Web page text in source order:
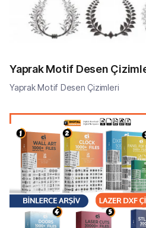
Yaprak Motif Desen
Yaprak Motif Desen Çizimleri